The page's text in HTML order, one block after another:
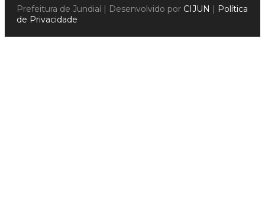
Prefeitura de Jundiaí | Desenvolvido por CIJUN | Política
de Privacidade